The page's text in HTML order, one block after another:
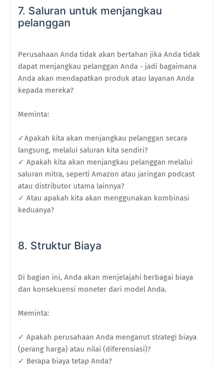
7. Saluran untuk menjangkau
pelanggan
Perusahaan Anda tidak akan bertahan jika Anda tidak
dapat menjangkau pelanggan Anda - jadi bagaimana
Anda akan mendapatkan produk atau layanan Anda
kepada mereka?
Meminta:
✓Apakah kita akan menjangkau pelanggan secara
langsung, melalui saluran kita sendiri?
✓ Apakah kita akan menjangkau pelanggan melalui
saluran mitra, seperti Amazon atau jaringan podcast
atau distributor utama lainnya?
✓ Atau apakah kita akan menggunakan kombinasi
keduanya?
8. Struktur Biaya
Di bagian ini, Anda akan menjelajahi berbagai biaya
dan konsekuensi moneter dari model Anda.
Meminta:
✓ Apakah perusahaan Anda menganut strategi biaya
(perang harga) atau nilai (diferensiasi)?
✓ Berapa biaya tetap Anda?